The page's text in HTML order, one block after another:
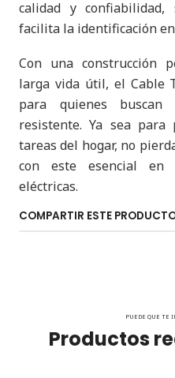
calidad y
facilita la identificación
Con una construcción
larga vida útil, el Cable
para quienes
resistente. Ya sea para
tareas del hogar, no
con este esencial
eléctricas.
COMPARTIR ESTE
PUEDE QUE TE
Productos